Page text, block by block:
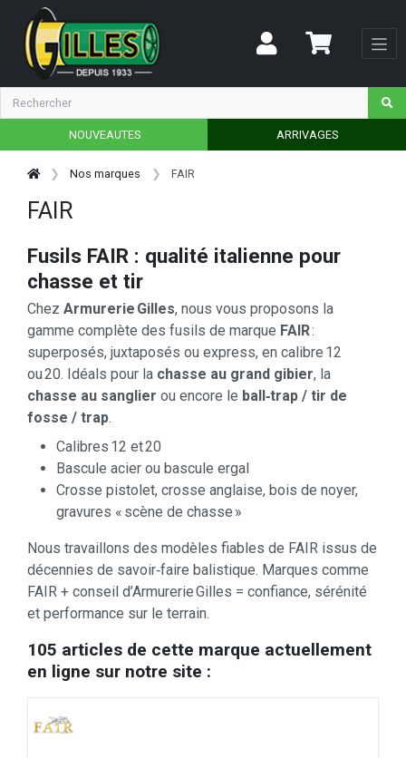
NOUVEAUTES ARRIVAGES
Nos marques FAIR
FAIR
Fusils FAIR : qualité italienne pour
chasse et tir
Chez Armurerie Gilles, nous vous proposons la
gamme complète des fusils de marque FAIR:
superposés, juxtaposés ou express, en calibre 12
ou 20. Idéals pour la chasse au grand gibier, la
chasse au sanglier ou encore le ball‑trap / tir de
fosse / trap.
Calibres 12 et 20
Bascule acier ou bascule ergal
Crosse pistolet, crosse anglaise, bois de noyer,
gravures « scène de chasse »
Nous travaillons des modèles fiables de FAIR issus de
décennies de savoir‑faire balistique. Marques comme
FAIR + conseil d’Armurerie Gilles = confiance, sérénité
et performance sur le terrain.
105 articles de cette marque actuellement
en ligne sur notre site :